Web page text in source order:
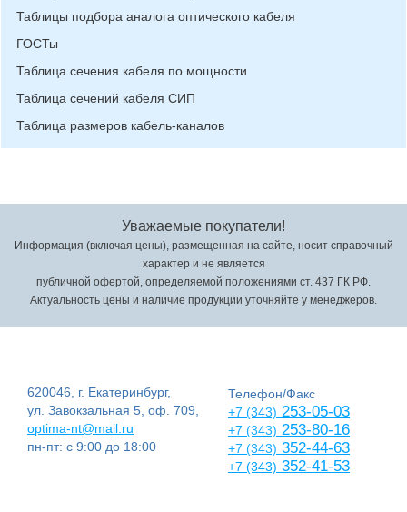
Таблицы подбора аналога оптического кабеля
ГОСТы
Таблица сечения кабеля по мощности
Таблица сечений кабеля СИП
Таблица размеров кабель-каналов
Уважаемые покупатели!
Информация (включая цены), размещенная на сайте, носит справочный
характер и не является
публичной офертой, определяемой положениями ст. 437 ГК РФ.
Актуальность цены и наличие продукции уточняйте у менеджеров.
620046, г. Екатеринбург,
ул. Завокзальная 5, оф. 709,
optima-nt@mail.ru
пн-пт: с 9:00 до 18:00
Телефон/Факс
+7 (343) 253-05-03
+7 (343) 253-80-16
+7 (343) 352-44-63
+7 (343) 352-41-53